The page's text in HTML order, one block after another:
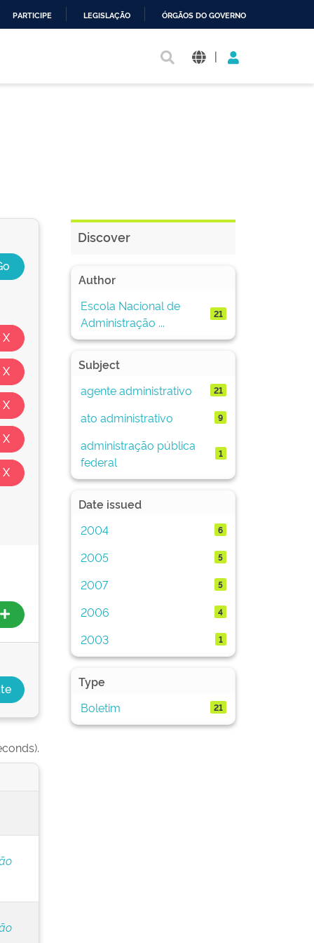
PARTICIPE LEGISLAÇÃO ÓRGÃOS DO GOVERNO
|
Discover
Author
Escola Nacional de
Administração ...
21
Subject
agente administrativo
21
ato administrativo 9
administração pública
federal
1
Date issued
2004
6
2005 5
2007 5
2006 4
2003 1
Type
Boletim
21